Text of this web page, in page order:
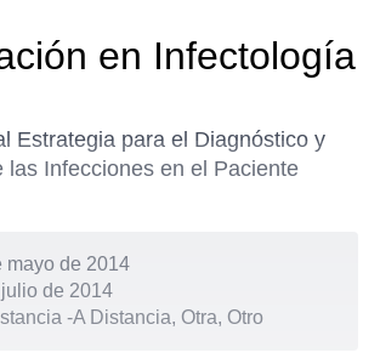
en Infectología
Estrategia para el Diagnóstico y
las Infecciones en el Paciente
mayo de 2014
de 2014
-A Distancia, Otra, Otro